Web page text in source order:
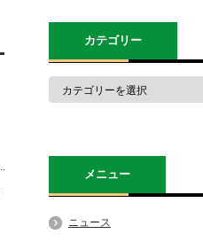
カテゴリー
メニュー
ニュース